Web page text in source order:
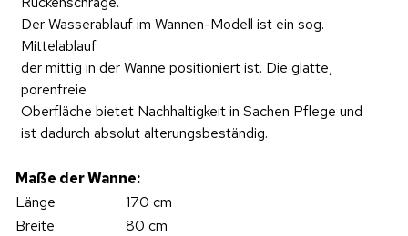
Der Wasserablauf im Wannen-Modell ist ein sog.
Mittelablauf
der mittig in der Wanne positioniert ist. Die glatte,
porenfreie
Oberfläche bietet Nachhaltigkeit in Sachen Pflege und
ist dadurch absolut alterungsbeständig.
Maße der Wanne:
Länge
170 cm
Breite
80 cm